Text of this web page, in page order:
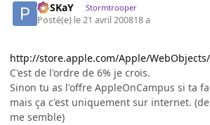
PoSKaY Stormtrooper
Posté(e) le 21 avril 200818 a
http://store.apple.com/Apple/
C'est de l'ordre de 6% je crois.
Sinon tu as l'offre AppleOnCampus si ta
mais ça c'est uniquement sur internet.
me semble)